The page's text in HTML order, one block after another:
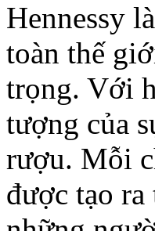
Hennessy
toàn thế
trọng. Với
tượng của
rượu. Mỗi
được tạo